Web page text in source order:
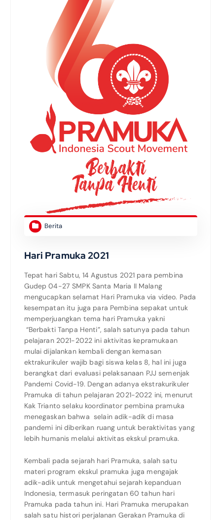
Berita
Hari Pramuka 2021
Tepat hari Sabtu, 14 Agustus 2021 para pembina
Gudep 04-27 SMPK Santa Maria II Malang
mengucapkan selamat Hari Pramuka via video. Pada
kesempatan itu juga para Pembina sepakat untuk
memperjuangkan tema hari Pramuka yakni
“Berbakti Tanpa Henti”, salah satunya pada tahun
pelajaran 2021-2022 ini aktivitas kepramukaan
mulai dijalankan kembali dengan kemasan
ektrakurikuler wajib bagi siswa kelas 8, hal ini juga
berangkat dari evaluasi pelaksanaan PJJ semenjak
Pandemi Covid-19. Dengan adanya ekstrakurikuler
Pramuka di tahun pelajaran 2021-2022 ini, menurut
Kak Trianto selaku koordinator pembina pramuka
menegaskan bahwa selain adik-adik di masa
pandemi ini diberikan ruang untuk beraktivitas yang
lebih humanis melalui aktivitas ekskul pramuka.
Kembali pada sejarah hari Pramuka, salah satu
materi program ekskul pramuka juga mengajak
adik-adik untuk mengetahui sejarah kepanduan
Indonesia, termasuk peringatan 60 tahun hari
Pramuka pada tahun ini. Hari Pramuka merupakan
salah satu histori perjalanan Gerakan Pramuka di